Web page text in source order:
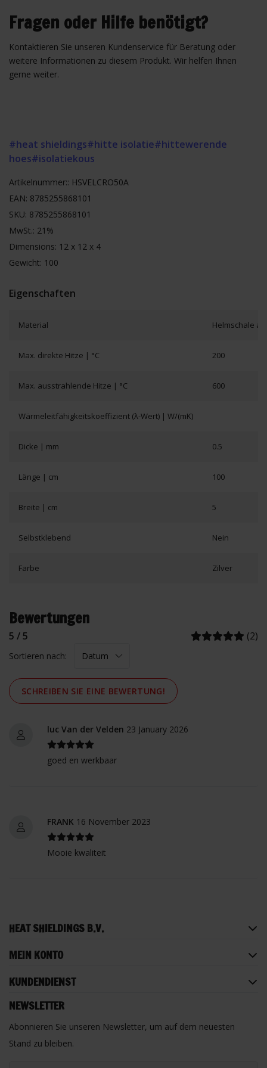
Fragen oder Hilfe benötigt?
Kontaktieren Sie unseren Kundenservice für Beratung oder
weitere Informationen zu diesem Produkt. Wir helfen Ihnen
gerne weiter.
#heat shieldings#hitte isolatie#hittewerende
hoes#isolatiekous
Artikelnummer:: HSVELCRO50A
EAN: 8785255868101
SKU: 8785255868101
MwSt.: 21%
Dimensions: 12 x 12 x 4
Gewicht: 100
Eigenschaften
Material Helmschale
Max. direkte Hitze | °C 200
Max. ausstrahlende Hitze | °C 600
Wärmeleitfähigkeitskoeffizient (λ-Wert) | W/(mK)
Dicke | mm 0.5
Länge | cm 100
Breite | cm 5
Selbstklebend Nein
Farbe Zilver
Bewertungen
5 / 5 (2)
Sortieren nach:
SCHREIBEN SIE EINE BEWERTUNG!
luc Van der Velden 23 January 2026
goed en werkbaar
FRANK 16 November 2023
Mooie kwaliteit
HEAT SHIELDINGS B.V.
MEIN KONTO
KUNDENDIENST
NEWSLETTER
Abonnieren Sie unseren Newsletter, um auf dem neuesten
Stand zu bleiben.